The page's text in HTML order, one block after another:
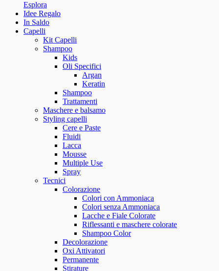
Esplora
Idee Regalo
In Saldo
Capelli
Kit Capelli
Shampoo
Kids
Oli Specifici
Argan
Keratin
Shampoo
Trattamenti
Maschere e balsamo
Styling capelli
Cere e Paste
Fluidi
Lacca
Mousse
Multiple Use
Spray
Tecnici
Colorazione
Colori con Ammoniaca
Colori senza Ammoniaca
Lacche e Fiale Colorate
Riflessanti e maschere colorate
Shampoo Color
Decolorazione
Oxi Attivatori
Permanente
Stirature